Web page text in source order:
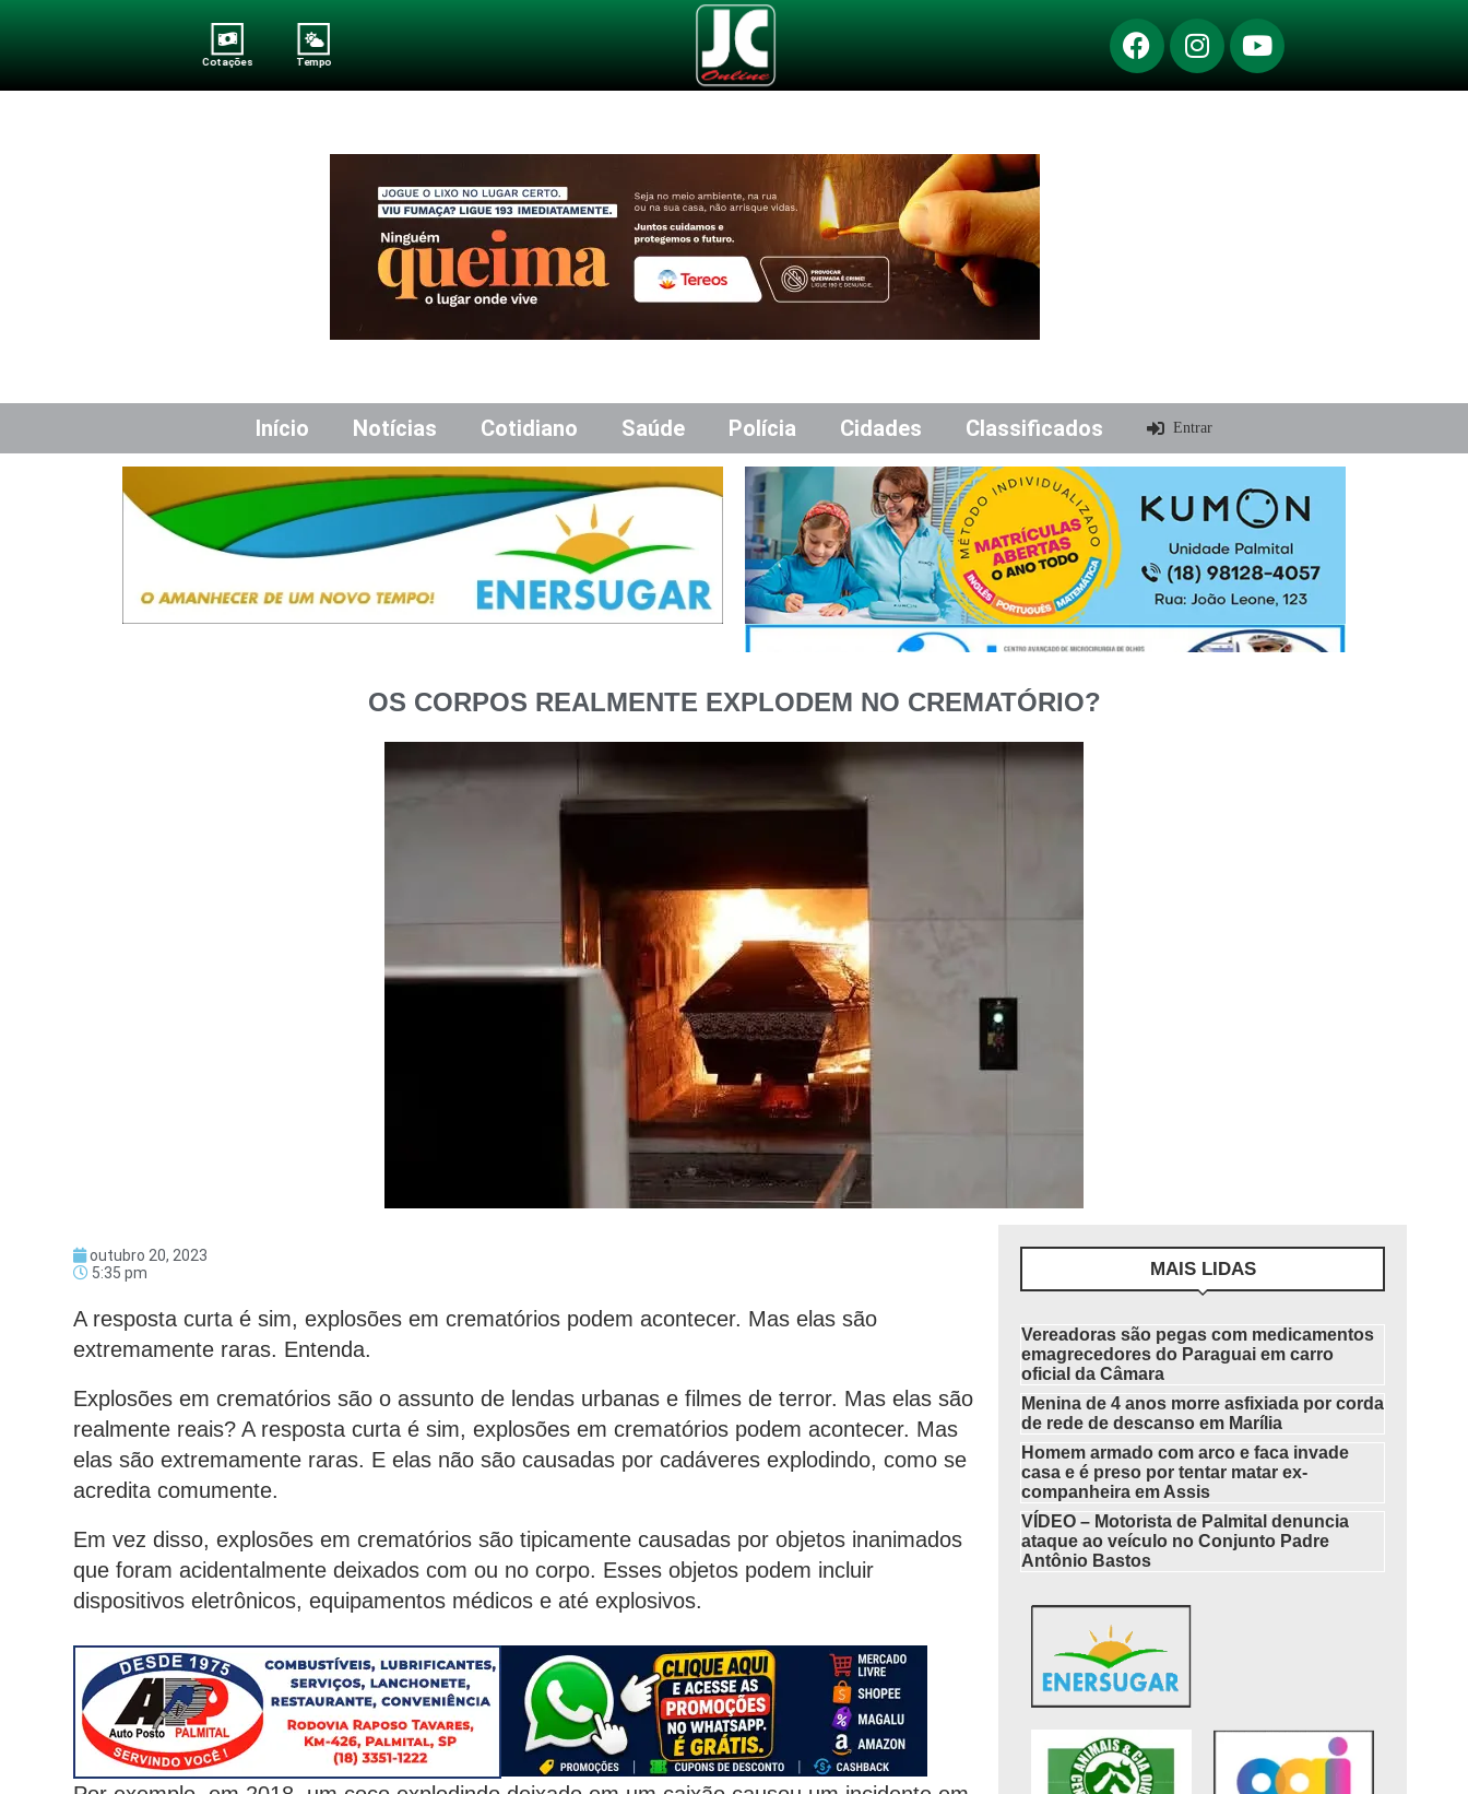
Cotações Tempo
Início Notícias Cotidiano Saúde Polícia Cidades Classificados Entrar
OS CORPOS REALMENTE EXPLODEM NO CREMATÓRIO?
outubro 20, 2023
5:35 pm
A resposta curta é sim, explosões em crematórios podem acontecer. Mas elas são
extremamente raras. Entenda.
Explosões em crematórios são o assunto de lendas urbanas e filmes de terror. Mas elas são
realmente reais? A resposta curta é sim, explosões em crematórios podem acontecer. Mas
elas são extremamente raras. E elas não são causadas por cadáveres explodindo, como se
acredita comumente.
Em vez disso, explosões em crematórios são tipicamente causadas por objetos inanimados
que foram acidentalmente deixados com ou no corpo. Esses objetos podem incluir
dispositivos eletrônicos, equipamentos médicos e até explosivos.
MAIS LIDAS
Vereadoras são pegas com medicamentos
emagrecedores do Paraguai em carro
oficial da Câmara
Menina de 4 anos morre asfixiada por corda
de rede de descanso em Marília
Homem armado com arco e faca invade
casa e é preso por tentar matar ex-
companheira em Assis
VÍDEO – Motorista de Palmital denuncia
ataque ao veículo no Conjunto Padre
Antônio Bastos